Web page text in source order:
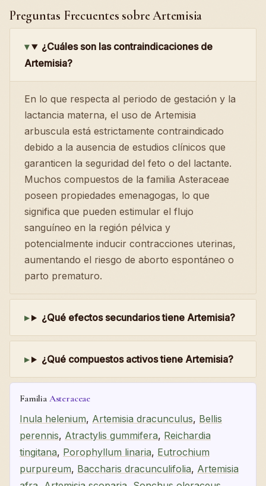
Preguntas Frecuentes sobre Artemisia
¿Cuáles son las contraindicaciones de
Artemisia?
En lo que respecta al periodo de gestación y la
lactancia materna, el uso de Artemisia
arbuscula está estrictamente contraindicado
debido a la ausencia de estudios clínicos que
garanticen la seguridad del feto o del lactante.
Muchos compuestos de la familia Asteraceae
poseen propiedades emenagogas, lo que
significa que pueden estimular el flujo
sanguíneo en la región pélvica y
potencialmente inducir contracciones uterinas,
aumentando el riesgo de aborto espontáneo o
parto prematuro.
¿Qué efectos secundarios tiene Artemisia?
¿Qué compuestos activos tiene Artemisia?
Familia Asteraceae
Inula helenium, Artemisia dracunculus, Bellis
perennis, Atractylis gummifera, Reichardia
tingitana, Porophyllum linaria, Eutrochium
purpureum, Baccharis dracunculifolia, Artemisia